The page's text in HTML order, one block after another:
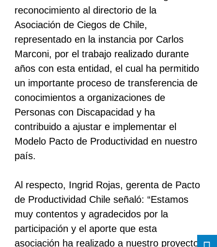
reconocimiento al directorio de la
Asociación de Ciegos de Chile,
representado en la instancia por Carlos
Marconi, por el trabajo realizado durante
años con esta entidad, el cual ha permitido
un importante proceso de transferencia de
conocimientos a organizaciones de
Personas con Discapacidad y ha
contribuido a ajustar e implementar el
Modelo Pacto de Productividad en nuestro
país.
Al respecto, Ingrid Rojas, gerenta de Pacto
de Productividad Chile señaló: “Estamos
muy contentos y agradecidos por la
participación y el aporte que esta
asociación ha realizado a nuestro proyecto